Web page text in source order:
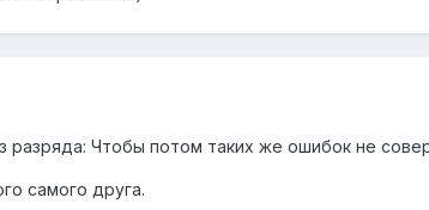
разряда: Чтобы потом таких же ошибок не
самого друга.